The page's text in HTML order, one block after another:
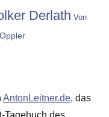
Derlath Von
AntonLeitner.de, das